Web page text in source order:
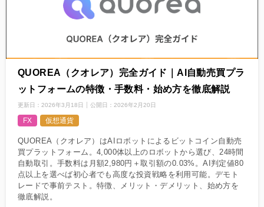
QUOREA（クオレア）完全ガイド｜AI自動売買プラ
ットフォームの特徴・手数料・始め方を徹底解説
更新日： 2026年3月18日 公開日： 2026年2月20日
FX 仮想通貨
QUOREA（クオレア）はAIロボットによるビットコイン自動売
買プラットフォーム。4,000体以上のロボットから選び、24時間
自動取引。手数料は月額2,980円＋取引額の0.03%。AI判定値80
点以上を選べば初心者でも高度な投資戦略を利用可能。デモト
レードで事前テスト。特徴、メリット・デメリット、始め方を
徹底解説。